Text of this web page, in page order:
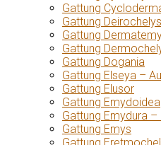
Gattung
Gattung Deirochelys
Gattung
Gattung
Gattung Dogania
Gattung Elseya –
Gattung Elusor
Gattung Emydoidea
Gattung Emydura
Gattung Emys